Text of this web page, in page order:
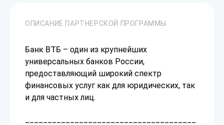
ОПИСАНИЕ ПАРТНЕРСКОЙ ПРОГРАММЫ
Банк ВТБ – один из крупнейших
универсальных банков России,
предоставляющий широкий спектр
финансовых услуг как для юридических, так
и для частных лиц.